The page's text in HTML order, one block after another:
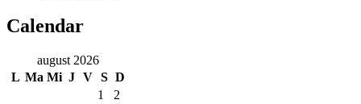
Calendar
august 2026
L Ma Mi J V S D
1
2